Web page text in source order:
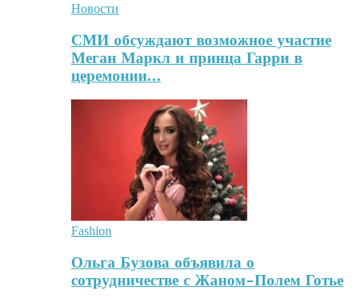
Новости
СМИ обсуждают возможное участие
Меган Маркл и принца Гарри в
церемонии…
Fashion
Ольга Бузова объявила о
сотрудничестве с Жаном-Полем Готье